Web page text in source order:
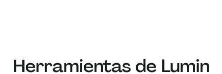
Herramientas de Lumin